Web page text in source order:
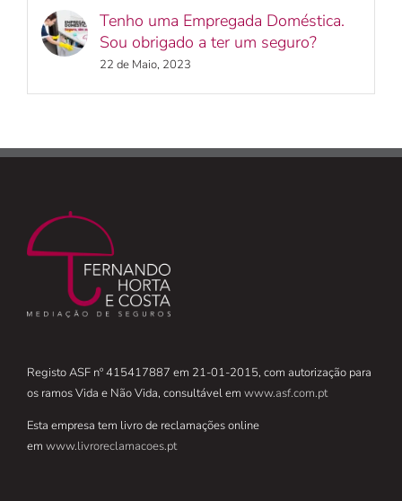
Tenho uma Empregada Doméstica.
Sou obrigado a ter um seguro?
22 de Maio, 2023
Registo ASF nº 415417887 em 21-01-2015, com autorização para
os ramos Vida e Não Vida, consultável em www.asf.com.pt
Esta empresa tem livro de reclamações online
em www.livroreclamacoes.pt